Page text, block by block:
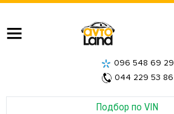
Подбор по VIN
096 548 69 29
044 229 53 86